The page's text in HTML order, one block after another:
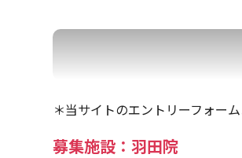
＊当サイトのエントリーフォー
募集施設：羽田院